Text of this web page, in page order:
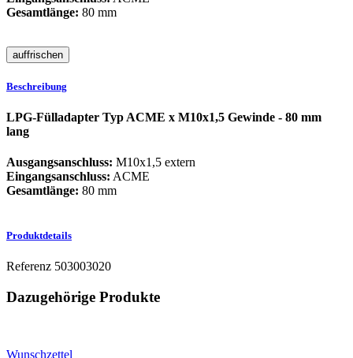
Gesamtlänge: 80 mm
Beschreibung
LPG-Fülladapter Typ ACME x M10x1,5 Gewinde - 80 mm
lang
Ausgangsanschluss: M10x1,5 extern
Eingangsanschluss: ACME
Gesamtlänge: 80 mm
Produktdetails
Referenz 503003020
Dazugehörige Produkte
Wunschzettel